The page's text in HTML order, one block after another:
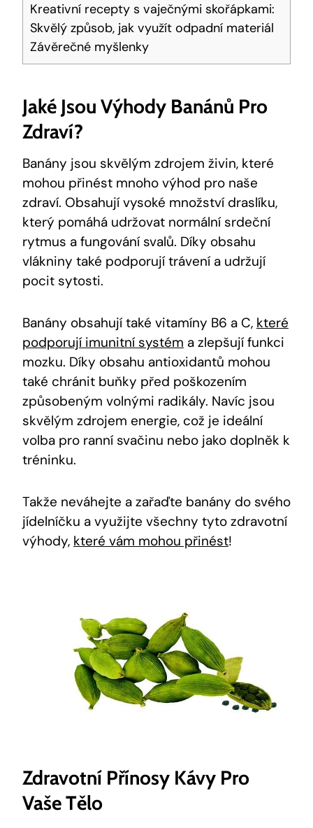
Kreativní recepty s vaječnými skořápkami:
Skvělý způsob, jak využít odpadní materiál
Závěrečné myšlenky
Jaké Jsou Výhody Banánů Pro
Zdraví?
Banány jsou skvělým zdrojem živin, které
mohou přinést mnoho výhod pro naše
zdraví. Obsahují vysoké množství draslíku,
který pomáhá udržovat normální srdeční
rytmus a fungování svalů. Díky obsahu
vlákniny také podporují trávení a udržují
pocit sytosti.
Banány obsahují také vitamíny B6 a C, které
podporují imunitní systém a zlepšují funkci
mozku. Díky obsahu antioxidantů mohou
také chránit buňky před poškozením
způsobeným volnými radikály. Navíc jsou
skvělým zdrojem energie, což je ideální
volba pro ranní svačinu nebo jako doplněk k
tréninku.
Takže neváhejte a zařaďte banány do svého
jídelníčku a využijte všechny tyto zdravotní
výhody, které vám mohou přinést!
Zdravotní Přínosy Kávy Pro
Vaše Tělo